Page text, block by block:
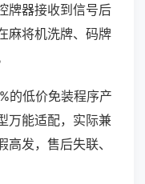
牌器接收到信号后
麻将机洗牌、码牌
的低价免装程序产
万能适配，实际兼
发，售后失联、